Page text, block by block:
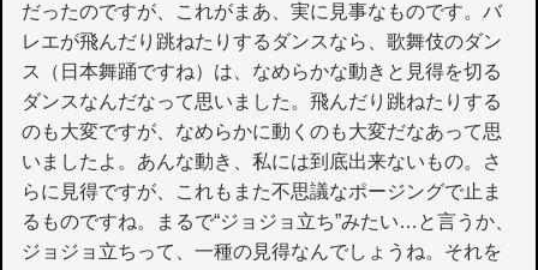
だったのですが、これがまあ、実に見事なものです。バ
レエが飛んだり跳ねたりするダンスなら、歌舞伎のダン
ス（日本舞踊ですね）は、なめらかな動きと見得を切る
ダンスなんだなって思いました。飛んだり跳ねたりする
のも大変ですが、なめらかに動くのも大変だなあって思
いましたよ。あんな動き、私には到底出来ないもの。さ
らに見得ですが、これもまた不思議なポージングで止ま
るものですね。まるで“ジョジョ立ち”みたい…と言うか、
ジョジョ立ちって、一種の見得なんでしょうね。それを